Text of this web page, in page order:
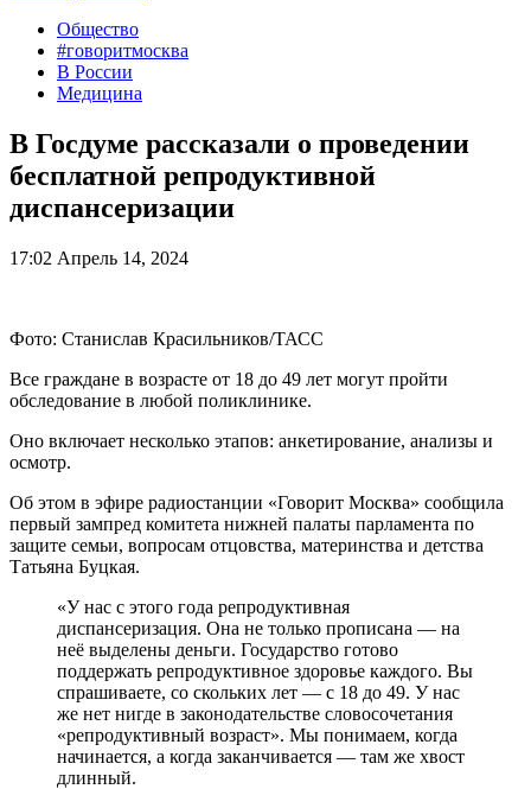
Общество
#говоритмосква
В России
Медицина
В Госдуме рассказали о проведении
бесплатной репродуктивной
диспансеризации
17:02 Апрель 14, 2024
Фото: Станислав Красильников/ТАСС
Все граждане в возрасте от 18 до 49 лет могут пройти
обследование в любой поликлинике.
Оно включает несколько этапов: анкетирование, анализы и
осмотр.
Об этом в эфире радиостанции «Говорит Москва» сообщила
первый зампред комитета нижней палаты парламента по
защите семьи, вопросам отцовства, материнства и детства
Татьяна Буцкая.
«У нас с этого года репродуктивная
диспансеризация. Она не только прописана — на
неё выделены деньги. Государство готово
поддержать репродуктивное здоровье каждого. Вы
спрашиваете, со скольких лет — с 18 до 49. У нас
же нет нигде в законодательстве словосочетания
«репродуктивный возраст». Мы понимаем, когда
начинается, а когда заканчивается — там же хвост
длинный.